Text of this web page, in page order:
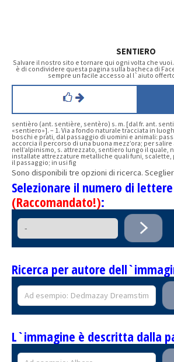
SENTIERO
Salvare il nostro sito e tornare qui ogni volta che
è di condividere questa pagina sulla bacheca di
sempre un facile accesso al l`aiuto
sentièro (ant. sentière, sentèro) s. m. [dal fr. ant.
«sentiero»]. – 1. Via a fondo naturale tracciata in
boschi e prati, dal passaggio di uomini e animali:
accorcia il percorso di una buona mezz’ora; per salire
nell’alpinismo, s. attrezzato, sentiero lungo il quale,
installate attrezzature metalliche quali funi,
il passaggio; in usi fig
Sono disponibili tre opzioni di ricerca.
Selezionare il numero di
(Raccomandato!):
Ricerca per autore
L`immagine è descritta dalla